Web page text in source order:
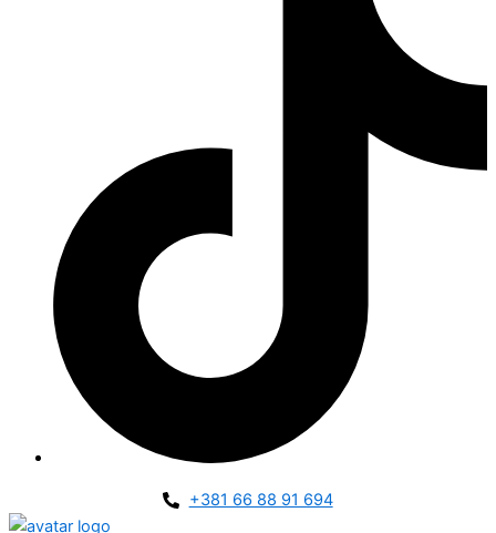
+381 66 88 91 694